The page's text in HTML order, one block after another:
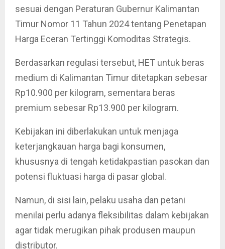
sesuai dengan Peraturan Gubernur Kalimantan
Timur Nomor 11 Tahun 2024 tentang Penetapan
Harga Eceran Tertinggi Komoditas Strategis.
Berdasarkan regulasi tersebut, HET untuk beras
medium di Kalimantan Timur ditetapkan sebesar
Rp10.900 per kilogram, sementara beras
premium sebesar Rp13.900 per kilogram.
Kebijakan ini diberlakukan untuk menjaga
keterjangkauan harga bagi konsumen,
khususnya di tengah ketidakpastian pasokan dan
potensi fluktuasi harga di pasar global.
Namun, di sisi lain, pelaku usaha dan petani
menilai perlu adanya fleksibilitas dalam kebijakan
agar tidak merugikan pihak produsen maupun
distributor.